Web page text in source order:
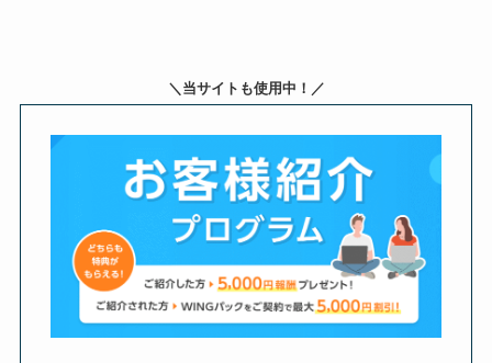
＼当サイトも使用中！／